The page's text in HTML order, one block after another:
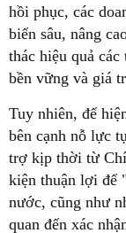
hồi phục, các
biến sâu, nâng
thác hiệu quả
bền vững và giá
Tuy nhiên, để
bên cạnh nỗ lực
trợ kịp thời từ
kiện thuận lợi để
nước, cũng như
quan đến xác